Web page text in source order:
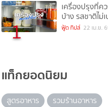
1
เครื่องปรุงที่คว
บ้าง รสชาติไม่
ฟู้ด ทิปส์ 22 เม.ย.
แท็กยอดนิยม
สูตรอาหาร
รวมร้านอาหาร